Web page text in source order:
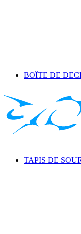
BOÎTE DE
TAPIS DE